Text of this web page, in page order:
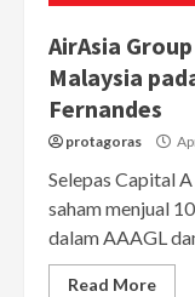
AirAsia
Malaysia
Fernandes
protagoras
Selepas Capital
saham menjual
dalam AAAGL
Read More